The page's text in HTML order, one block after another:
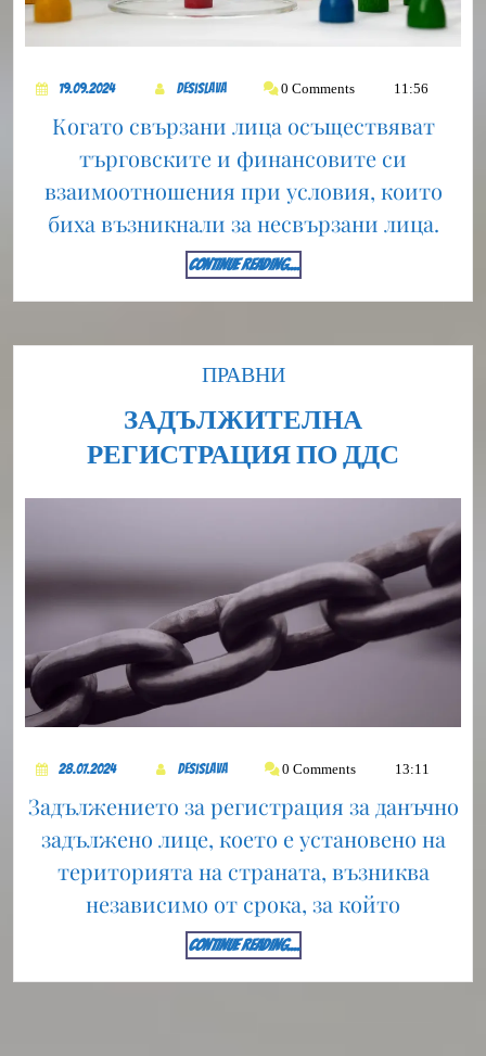
19.09.2024
19.09.2024
DesiSlava
DesiSlava
0 Comments 11:56
Когато свързани лица осъществяват
търговските и финансовите си
взаимоотношения при условия, които
биха възникнали за несвързани лица.
CONTINUE READING....CONTINUE
ПРАВНИCategory
ЗАДЪЛЖИТЕЛНА
РЕГИСТРАЦИЯ ПО ДДС
ДДС
28.07.2024 DesiSlava
DesiSlava
0 Comments 13:11
Задължението за регистрация за данъчно
задължено лице, което е установено на
територията на страната, възниква
независимо от срока, за който
CONTINUE READING....CONTINUE